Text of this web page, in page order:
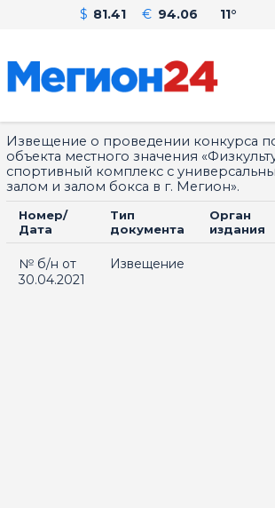
$ 81.41 € 94.06 11°
Извещение о проведении конкурса
объекта местного значения
спортивный комплекс с
залом и залом бокса в г. Мегион».
Номер/
Дата
Тип
документа
Орган
издания
№ б/н от
30.04.2021
Извещение